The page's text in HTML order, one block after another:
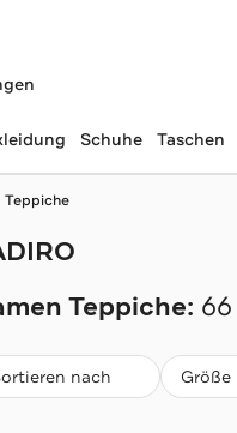
Schuhe Taschen
Teppiche
Teppiche:
nach Größe